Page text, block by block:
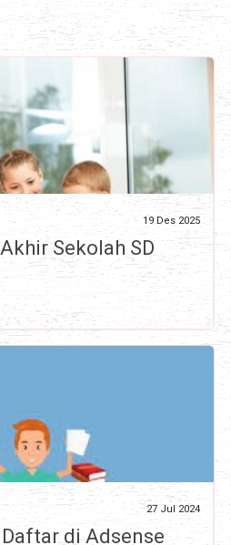
19 Des 2025
Sekolah SD
27 Jul 2024
di Adsense